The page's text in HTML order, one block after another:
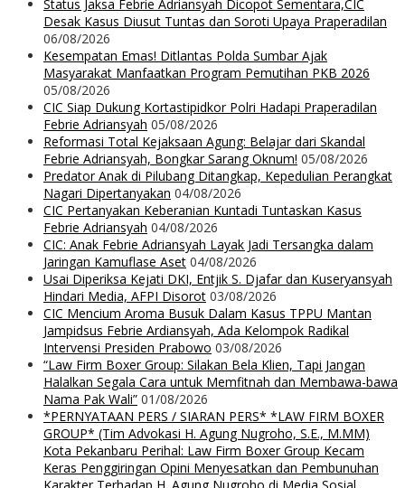
Status Jaksa Febrie Adriansyah Dicopot Sementara,CIC
Desak Kasus Diusut Tuntas dan Soroti Upaya Praperadilan
06/08/2026
Kesempatan Emas! Ditlantas Polda Sumbar Ajak
Masyarakat Manfaatkan Program Pemutihan PKB 2026
05/08/2026
CIC Siap Dukung Kortastipidkor Polri Hadapi Praperadilan
Febrie Adriansyah 05/08/2026
Reformasi Total Kejaksaan Agung: Belajar dari Skandal
Febrie Adriansyah, Bongkar Sarang Oknum! 05/08/2026
Predator Anak di Pilubang Ditangkap, Kepedulian Perangkat
Nagari Dipertanyakan 04/08/2026
CIC Pertanyakan Keberanian Kuntadi Tuntaskan Kasus
Febrie Adriansyah 04/08/2026
CIC: Anak Febrie Adriansyah Layak Jadi Tersangka dalam
Jaringan Kamuflase Aset 04/08/2026
Usai Diperiksa Kejati DKI, Entjik S. Djafar dan Kuseryansyah
Hindari Media, AFPI Disorot 03/08/2026
CIC Mencium Aroma Busuk Dalam Kasus TPPU Mantan
Jampidsus Febrie Ardiansyah, Ada Kelompok Radikal
Intervensi Presiden Prabowo 03/08/2026
“Law Firm Boxer Group: Silakan Bela Klien, Tapi Jangan
Halalkan Segala Cara untuk Memfitnah dan Membawa-bawa
Nama Pak Wali” 01/08/2026
*PERNYATAAN PERS / SIARAN PERS* *LAW FIRM BOXER
GROUP* (Tim Advokasi H. Agung Nugroho, S.E., M.MM)
Kota Pekanbaru Perihal: Law Firm Boxer Group Kecam
Keras Penggiringan Opini Menyesatkan dan Pembunuhan